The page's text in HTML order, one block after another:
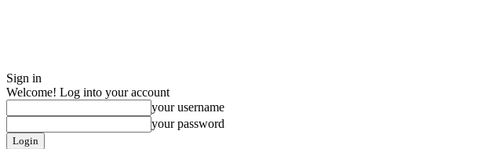
Sign in
Welcome! Log into your account
your username
your password